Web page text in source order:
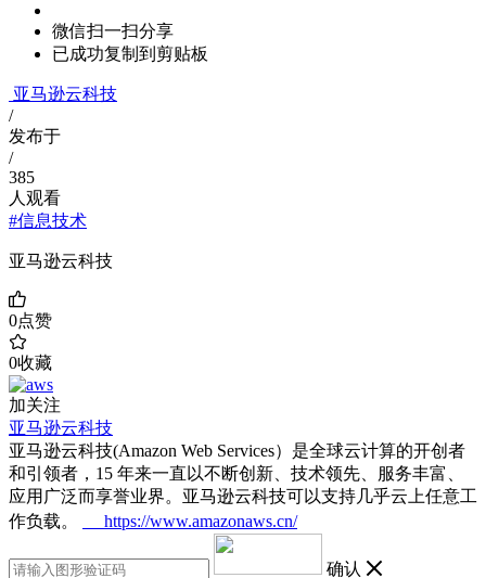
微信扫一扫分享
已成功复制到剪贴板
亚马逊云科技
/
发布于
/
385
人观看
#信息技术
亚马逊云科技
0点赞
0收藏
加关注
亚马逊云科技
亚马逊云科技(Amazon Web Services）是全球云计算的开创者
和引领者，15 年来一直以不断创新、技术领先、服务丰富、
应用广泛而享誉业界。亚马逊云科技可以支持几乎云上任意工
作负载。
https://www.amazonaws.cn/
确认